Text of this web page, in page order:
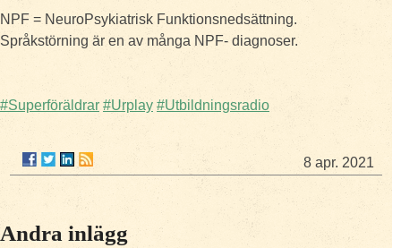
NPF = NeuroPsykiatrisk Funktionsnedsättning.
Språkstörning är en av många NPF- diagnoser.
#Superföräldrar #Urplay #Utbildningsradio
8 apr. 2021
Andra inlägg